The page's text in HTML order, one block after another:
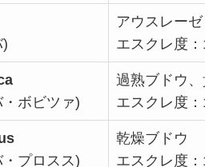
アウスレーゼ
エスクレ度
ボビツァ)
過熟ブドウ
エスクレ度
プロスス)
乾燥ブドウ
エスクレ度